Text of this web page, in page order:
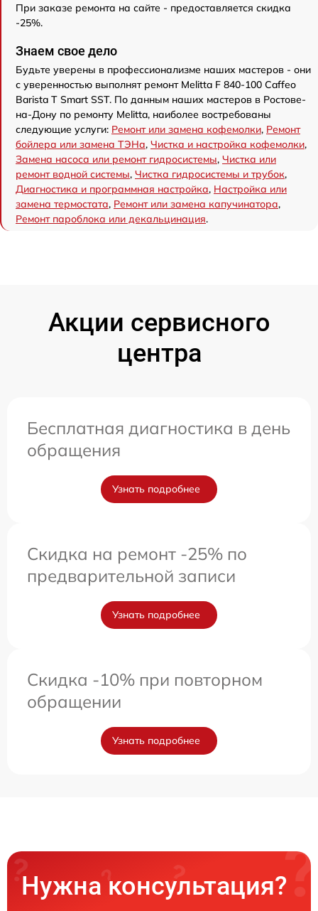
При заказе ремонта на сайте - предоставляется скидка
-25%.
Знаем свое дело
Будьте уверены в профессионализме наших мастеров - они
с уверенностью выполнят ремонт Melitta F 840-100 Caffeo
Barista T Smart SST. По данным наших мастеров в Ростове-
на-Дону по ремонту Melitta, наиболее востребованы
следующие услуги: Ремонт или замена кофемолки, Ремонт
бойлера или замена ТЭНа, Чистка и настройка кофемолки,
Замена насоса или ремонт гидросистемы, Чистка или
ремонт водной системы, Чистка гидросистемы и трубок,
Диагностика и программная настройка, Настройка или
замена термостата, Ремонт или замена капучинатора,
Ремонт пароблока или декальцинация.
Акции сервисного
центра
Бесплатная диагностика в день
обращения
Узнать подробнее
Скидка на ремонт -25% по
предварительной записи
Узнать подробнее
Скидка -10% при повторном
обращении
Узнать подробнее
Нужна консультация?